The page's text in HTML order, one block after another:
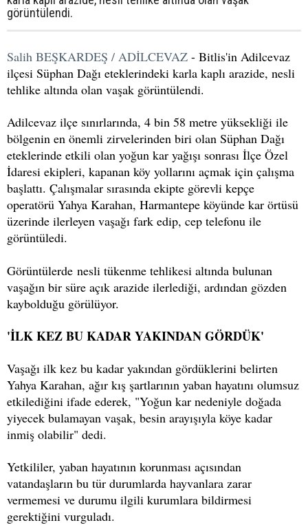
görüntülendi.
Salih BEŞKARDEŞ / ADİLCEVAZ - Bitlis'in Adilcevaz
ilçesi Süphan Dağı eteklerindeki karla kaplı arazide, nesli
tehlike altında olan vaşak görüntülendi.
Adilcevaz ilçe sınırlarında, 4 bin 58 metre yüksekliği ile
bölgenin en önemli zirvelerinden biri olan Süphan Dağı
eteklerinde etkili olan yoğun kar yağışı sonrası İlçe Özel
İdaresi ekipleri, kapanan köy yollarını açmak için çalışma
başlattı. Çalışmalar sırasında ekipte görevli kepçe
operatörü Yahya Karahan, Harmantepe köyünde kar örtüsü
üzerinde ilerleyen vaşağı fark edip, cep telefonu ile
görüntüledi.
Görüntülerde nesli tükenme tehlikesi altında bulunan
vaşağın bir süre açık arazide ilerlediği, ardından gözden
kaybolduğu görülüyor.
'İLK KEZ BU KADAR YAKINDAN GÖRDÜK'
Vaşağı ilk kez bu kadar yakından gördüklerini belirten
Yahya Karahan, ağır kış şartlarının yaban hayatını olumsuz
etkilediğini ifade ederek, "Yoğun kar nedeniyle doğada
yiyecek bulamayan vaşak, besin arayışıyla köye kadar
inmiş olabilir" dedi.
Yetkililer, yaban hayatının korunması açısından
vatandaşların bu tür durumlarda hayvanlara zarar
vermemesi ve durumu ilgili kurumlara bildirmesi
gerektiğini vurguladı.